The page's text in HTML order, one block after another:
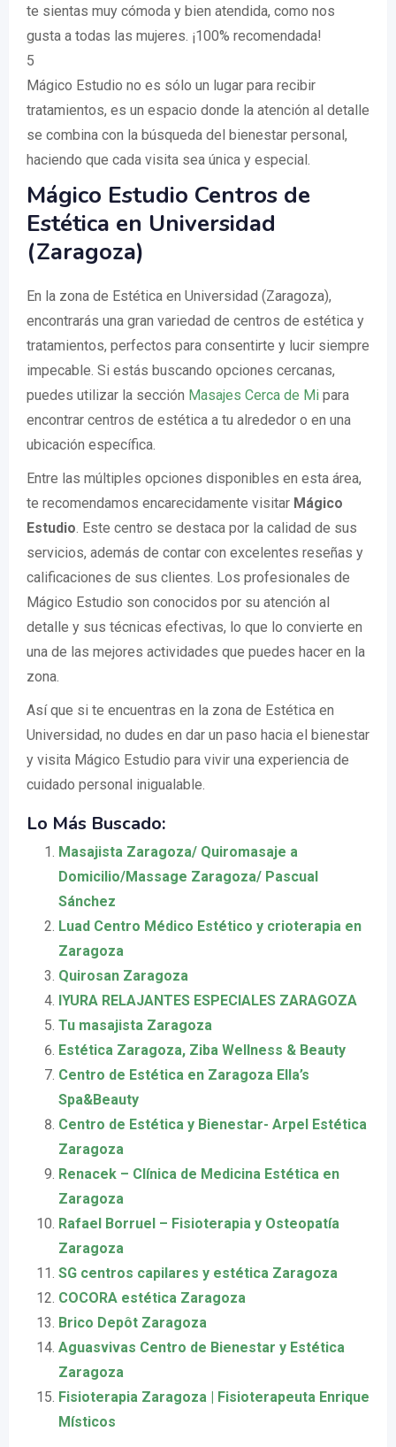
te sientas muy cómoda y bien atendida, como nos
gusta a todas las mujeres. ¡100% recomendada!
5
Mágico Estudio no es sólo un lugar para recibir
tratamientos, es un espacio donde la atención al detalle
se combina con la búsqueda del bienestar personal,
haciendo que cada visita sea única y especial.
Mágico Estudio Centros de
Estética en Universidad
(Zaragoza)
En la zona de Estética en Universidad (Zaragoza),
encontrarás una gran variedad de centros de estética y
tratamientos, perfectos para consentirte y lucir siempre
impecable. Si estás buscando opciones cercanas,
puedes utilizar la sección Masajes Cerca de Mi para
encontrar centros de estética a tu alrededor o en una
ubicación específica.
Entre las múltiples opciones disponibles en esta área,
te recomendamos encarecidamente visitar Mágico
Estudio . Este centro se destaca por la calidad de sus
servicios, además de contar con excelentes reseñas y
calificaciones de sus clientes. Los profesionales de
Mágico Estudio son conocidos por su atención al
detalle y sus técnicas efectivas, lo que lo convierte en
una de las mejores actividades que puedes hacer en la
zona.
Así que si te encuentras en la zona de Estética en
Universidad, no dudes en dar un paso hacia el bienestar
y visita Mágico Estudio para vivir una experiencia de
cuidado personal inigualable.
Lo Más Buscado:
Masajista Zaragoza/ Quiromasaje a
Domicilio/Massage Zaragoza/ Pascual
Sánchez
Luad Centro Médico Estético y crioterapia en
Zaragoza
Quirosan Zaragoza
IYURA RELAJANTES ESPECIALES ZARAGOZA
Tu masajista Zaragoza
Estética Zaragoza, Ziba Wellness & Beauty
Centro de Estética en Zaragoza Ella’s
Spa&Beauty
Centro de Estética y Bienestar- Arpel Estética
Zaragoza
Renacek – Clínica de Medicina Estética en
Zaragoza
Rafael Borruel – Fisioterapia y Osteopatía
Zaragoza
SG centros capilares y estética Zaragoza
COCORA estética Zaragoza
Brico Depôt Zaragoza
Aguasvivas Centro de Bienestar y Estética
Zaragoza
Fisioterapia Zaragoza | Fisioterapeuta Enrique
Místicos